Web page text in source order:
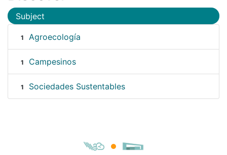
Subject
1 Agroecología
1 Campesinos
1 Sociedades Sustentables